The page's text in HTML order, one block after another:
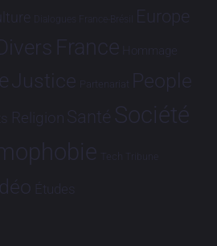
Dialogues France-Brésil Europe
France Hommage
Justice Partenariat People
Religion Santé Société
Tech Tribune
Études